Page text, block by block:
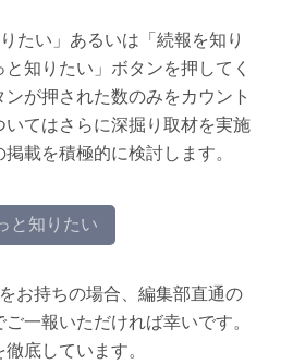
たい」あるいは「続報を知り
知りたい」ボタンを押してく
が押された数のみをカウント
てはさらに深掘り取材を実施
載を積極的に検討します。
と知りたい
お持ちの場合、編集部直通の
一報いただければ幸いです。
底しています。